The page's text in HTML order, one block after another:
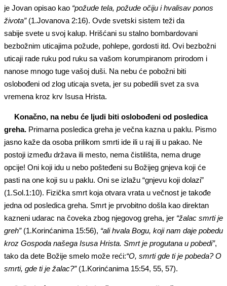
je Jovan opisao kao “požude tela, požude očiju i hvalisav ponos
života”(1.Jovanova 2:16). Ovde svetski sistem teži da
sabije svete u svoj kalup. Hrišćani su stalno bombardovani
bezbožnim uticajima požude, pohlepe, gordosti itd. Ovi bezbožni
uticaji rade ruku pod ruku sa vašom korumpiranom prirodom i
nanose mnogo tuge vašoj duši. Na nebu će pobožni biti
oslobođeni od zlog uticaja sveta, jer su pobedili svet za sva
vremena kroz krv Isusa Hrista.
Konačno, na nebu će ljudi biti oslobođeni od posledica
greha. Primarna posledica greha je večna kazna u paklu. Pismo
jasno kaže da osoba prilikom smrti ide ili u raj ili u pakao. Ne
postoji između država ili mesto, nema čistilišta, nema druge
opcije! Oni koji idu u nebo pošteđeni su Božijeg gnjeva koji će
pasti na one koji su u paklu. Oni se izlažu “gnjevu koji dolazi”
(1.Sol.1:10). Fizička smrt koja otvara vrata u večnost je takođe
jedna od posledica greha. Smrt je prvobitno došla kao direktan
kazneni udarac na čoveka zbog njegovog greha, jer “žalac smrti je
greh”(1.Korinćanima 15:56), “ali hvala Bogu, koji nam daje pobedu
kroz Gospoda našega Isusa Hrista. Smrt je progutana u pobedi”,
tako da dete Božije smelo može reći:“O, smrti gde ti je pobeda? O
smrti, gde ti je žalac?”(1.Korinćanima 15:54, 55, 57).